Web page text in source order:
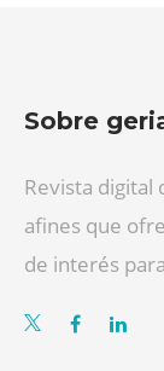
Sobre
Revista digital
afines que
de interés